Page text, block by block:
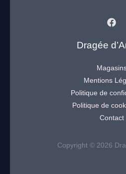
Dragée
Mentions
Politique de
Politique de
Contact
Copyright © 2026